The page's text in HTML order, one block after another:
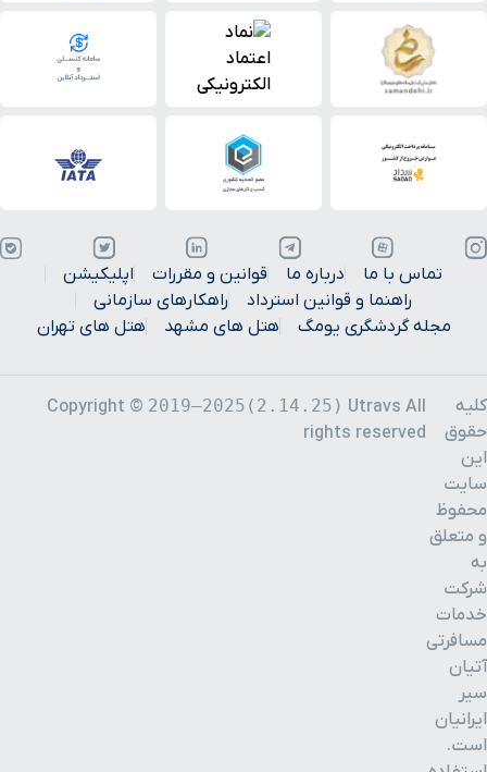
تماس با ما درباره ما قوانین و مقررات
اپلیکیشن
راهنما و قوانین استرداد
راهکارهای سازمانی
مجله گردشگری یومگ
هتل های مشهد هتل های تهران
کلیه
حقوق
این
سایت
محفوظ
و متعلق
به
شرکت
خدمات
مسافرتی
آتیان
سیر
ایرانیان
است.
Copyright © 2019–2025(2.14.25) Utravs All
rights reserved